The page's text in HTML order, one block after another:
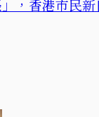
」，香港市民